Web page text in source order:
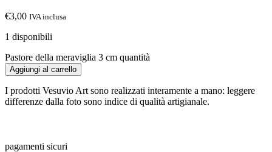
€3,00 IVA inclusa
1 disponibili
Pastore della meraviglia 3 cm quantità
Aggiungi al carrello
I prodotti Vesuvio Art sono realizzati interamente a mano: leggere
differenze dalla foto sono indice di qualità artigianale.
pagamenti sicuri